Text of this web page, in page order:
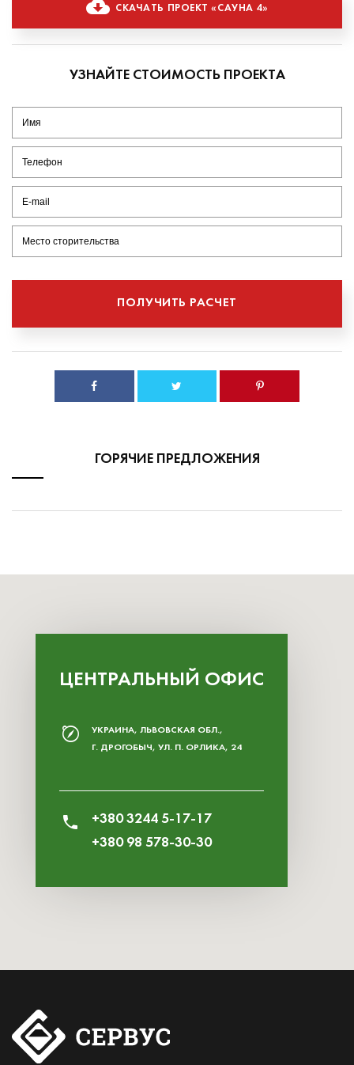
СКАЧАТЬ ПРОЕКТ «САУНА 4»
УЗНАЙТЕ СТОИМОСТЬ ПРОЕКТА
ГОРЯЧИЕ ПРЕДЛОЖЕНИЯ
ЦЕНТРАЛЬНЫЙ ОФИС
УКРАИНА, ЛЬВОВСКАЯ ОБЛ.,
Г. ДРОГОБЫЧ, УЛ. П. ОРЛИКА, 24
+380 3244 5-17-17
+380 98 578-30-30